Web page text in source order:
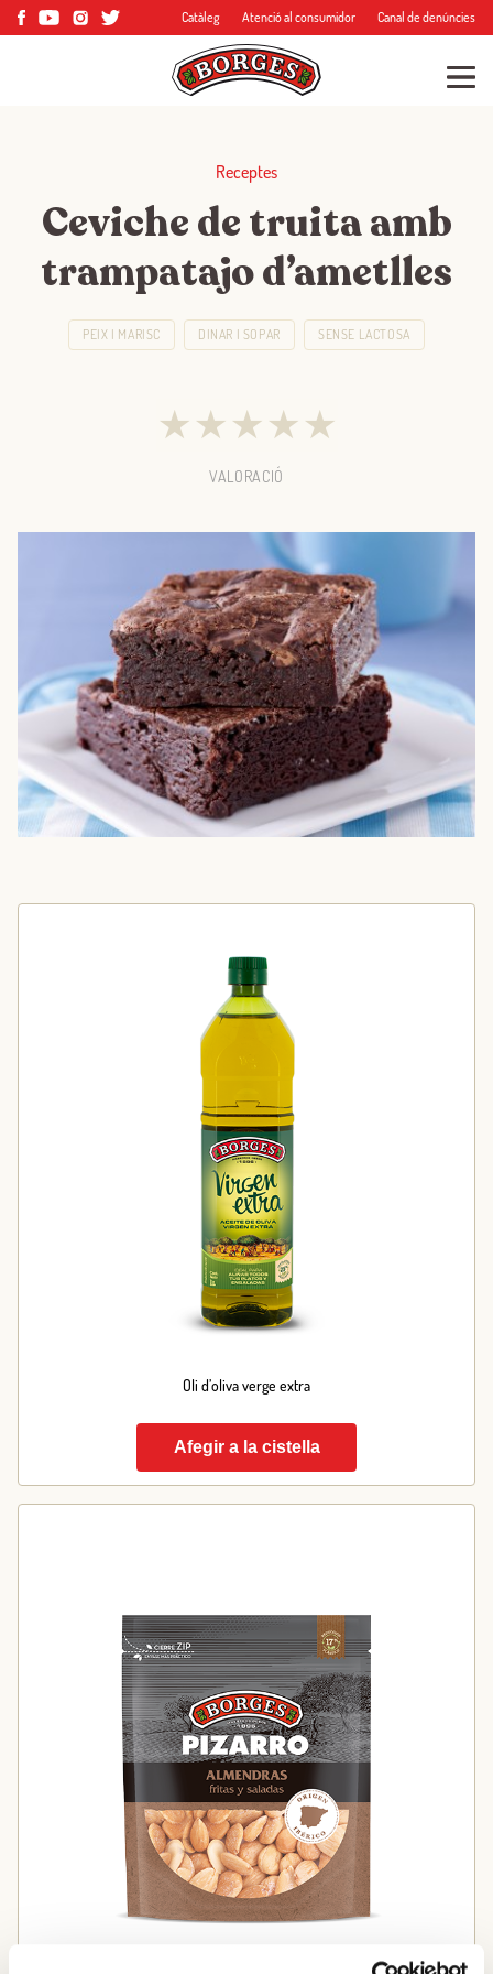
Catàleg Atenció al consumidor Canal de denúncies
Receptes
Ceviche de truita amb
trampatajo d’ametlles
PEIX I MARISC DINAR I SOPAR SENSE LACTOSA
★★★★★
VALORACIÓ
Oli d’oliva verge extra
Afegir a la cistella